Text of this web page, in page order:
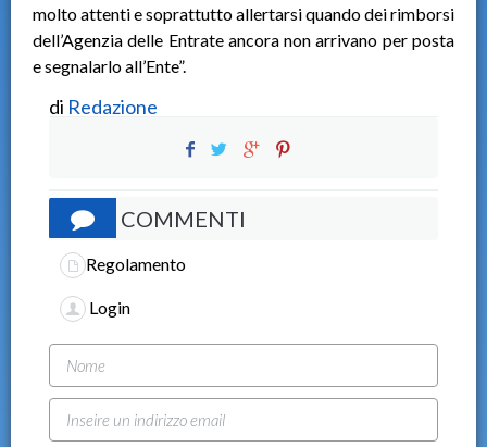
molto attenti e soprattutto allertarsi quando dei rimborsi
dell’Agenzia delle Entrate ancora non arrivano per posta
e segnalarlo all’Ente”.
di Redazione
COMMENTI
Regolamento
Login